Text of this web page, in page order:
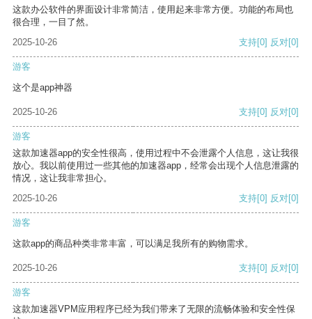
这款办公软件的界面设计非常简洁，使用起来非常方便。功能的布局也
很合理，一目了然。
2025-10-26
支持[0] 反对[0]
游客
这个是app神器
2025-10-26 支持[0] 反对[0]
游客
这款加速器app的安全性很高，使用过程中不会泄露个人信息，这让我很
放心。我以前使用过一些其他的加速器app，经常会出现个人信息泄露的
情况，这让我非常担心。
2025-10-26
支持[0] 反对[0]
游客
这款app的商品种类非常丰富，可以满足我所有的购物需求。
2025-10-26 支持[0] 反对[0]
游客
这款加速器VPM应用程序已经为我们带来了无限的流畅体验和安全性保